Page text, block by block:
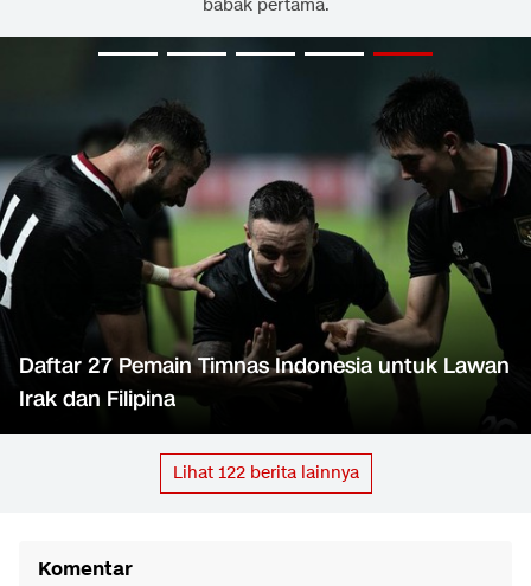
babak pertama.
Daftar 27 Pemain Timnas Indonesia untuk Lawan
Irak dan Filipina
Lihat 122berita lainnya
Komentar